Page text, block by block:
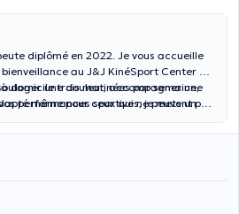
diplômé en 2022. Je vous accueille
au J&J KinéSport Center à
une douleur, accompagner une
performances sportives, je mets un
domicile trois matinées par semaine,
même pour ceux qui ne peuvent pas